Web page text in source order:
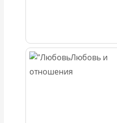
Любовь и
отношения